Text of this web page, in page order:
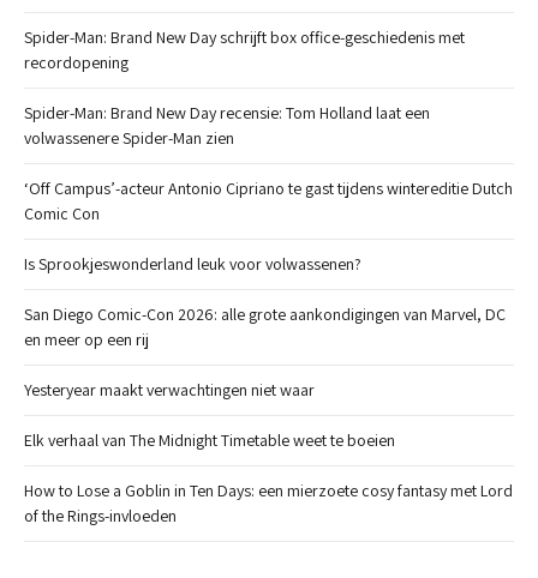
Spider-Man: Brand New Day schrijft box office-geschiedenis met
recordopening
Spider-Man: Brand New Day recensie: Tom Holland laat een
volwassenere Spider-Man zien
‘Off Campus’-acteur Antonio Cipriano te gast tijdens wintereditie Dutch
Comic Con
Is Sprookjeswonderland leuk voor volwassenen?
San Diego Comic-Con 2026: alle grote aankondigingen van Marvel, DC
en meer op een rij
Yesteryear maakt verwachtingen niet waar
Elk verhaal van The Midnight Timetable weet te boeien
How to Lose a Goblin in Ten Days: een mierzoete cosy fantasy met Lord
of the Rings-invloeden